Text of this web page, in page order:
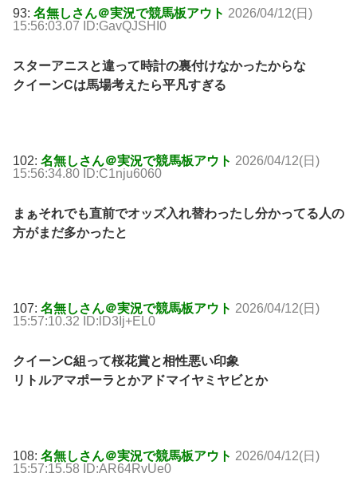
93: 名無しさん＠実況で競馬板アウト 2026/04/12(日)
15:56:03.07 ID:GavQJSHI0
スターアニスと違って時計の裏付けなかったからな
クイーンCは馬場考えたら平凡すぎる
102: 名無しさん＠実況で競馬板アウト 2026/04/12(日)
15:56:34.80 ID:C1nju6060
まぁそれでも直前でオッズ入れ替わったし分かってる人の
方がまだ多かったと
107: 名無しさん＠実況で競馬板アウト 2026/04/12(日)
15:57:10.32 ID:lD3Ij+EL0
クイーンC組って桜花賞と相性悪い印象
リトルアマポーラとかアドマイヤミヤビとか
108: 名無しさん＠実況で競馬板アウト 2026/04/12(日)
15:57:15.58 ID:AR64RvUe0